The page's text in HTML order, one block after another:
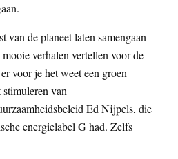
de planeet laten samengaan
verhalen vertellen voor de
voor je het weet een groen
van
Ed Nijpels, die
energielabel G had. Zelfs